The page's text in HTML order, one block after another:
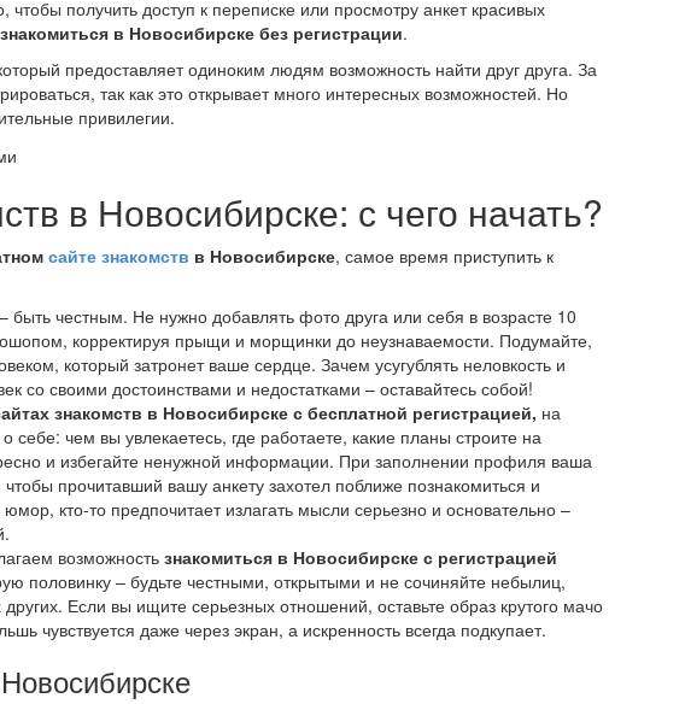
получить доступ к переписке или просмотру анкет красивых
знакомиться в Новосибирске без регистрации.
предоставляет одиноким людям возможность найти друг друга. За
так как это открывает много интересных возможностей. Но
привилегии.
в Новосибирске: с чего начать?
сайте знакомств в Новосибирске, самое время приступить к
быть честным. Не нужно добавлять фото друга или себя в возрасте 10
корректируя прыщи и морщинки до неузнаваемости. Подумайте,
который затронет ваше сердце. Зачем усугублять неловкость и
со своими достоинствами и недостатками – оставайтесь собой!
знакомств в Новосибирске с бесплатной регистрацией, на
себе: чем вы увлекаетесь, где работаете, какие планы строите на
и избегайте ненужной информации. При заполнении профиля ваша
прочитавший вашу анкету захотел поближе познакомиться и
кто-то предпочитает излагать мысли серьезно и основательно –
возможность знакомиться в Новосибирске с регистрацией
половинку – будьте честными, открытыми и не сочиняйте небылиц,
Если вы ищите серьезных отношений, оставьте образ крутого мачо
чувствуется даже через экран, а искренность всегда подкупает.